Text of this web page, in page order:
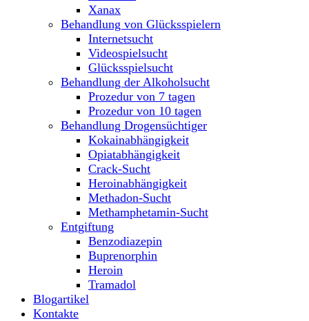
Xanax
Behandlung von Glücksspielern
Internetsucht
Videospielsucht
Glücksspielsucht
Behandlung der Alkoholsucht
Prozedur von 7 tagen
Prozedur von 10 tagen
Behandlung Drogensüchtiger
Kokainabhängigkeit
Opiatabhängigkeit
Crack-Sucht
Heroinabhängigkeit
Methadon-Sucht
Methamphetamin-Sucht
Entgiftung
Benzodiazepin
Buprenorphin
Heroin
Tramadol
Blogartikel
Kontakte